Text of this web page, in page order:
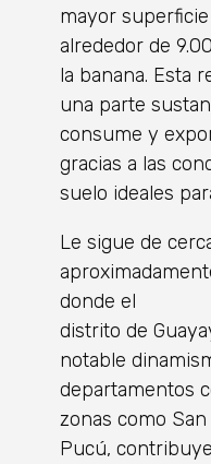
mayor
alrededor de
la banana. Esta
una parte
consume y
gracias a las
suelo ideales
Le sigue de
donde el
distrito de
notable
departamentos
zonas como
Pucú,